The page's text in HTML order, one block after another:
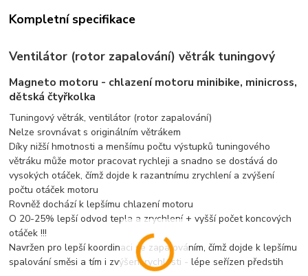
Kompletní specifikace
Ventilátor (rotor zapalování) větrák tuningový
Magneto motoru - chlazení motoru minibike, minicross,
dětská čtyřkolka
Tuningový větrák, ventilátor (rotor zapalování)
Nelze srovnávat s originálním větrákem
Díky nižší hmotnosti a menšímu počtu výstupků tuningového
větráku může motor pracovat rychleji a snadno se dostává do
vysokých otáček, čímž dojde k razantnímu zrychlení a zvýšení
počtu otáček motoru
Rovněž dochází k lepšímu chlazení motoru
O 20-25% lepší odvod tepla a zrychlení + vyšší počet koncových
otáček !!!
Navržen pro lepší koordinaci se zapalováním, čímž dojde k lepšímu
spalování směsi a tím i zvýšení rychlosti - lépe seřízen předstih